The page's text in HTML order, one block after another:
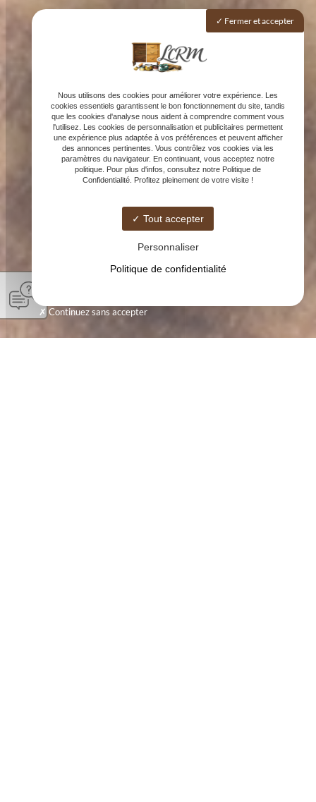
Fermer et accepter
Nous utilisons des cookies pour améliorer votre expérience. Les
cookies essentiels garantissent le bon fonctionnement du site, tandis
que les cookies d'analyse nous aident à comprendre comment vous
l'utilisez. Les cookies de personnalisation et publicitaires permettent
une expérience plus adaptée à vos préférences et peuvent afficher
des annonces pertinentes. Vous contrôlez vos cookies via les
paramètres du navigateur. En continuant, vous acceptez notre
politique. Pour plus d'infos, consultez notre Politique de
Confidentialité. Profitez pleinement de votre visite !
Tout accepter
Personnaliser
Politique de confidentialité
Continuez sans accepter